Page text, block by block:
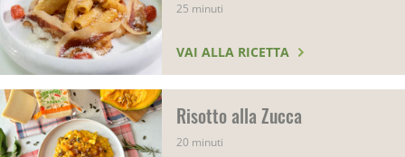
25 minuti
VAI ALLA RICETTA
Risotto alla Zucca
20 minuti